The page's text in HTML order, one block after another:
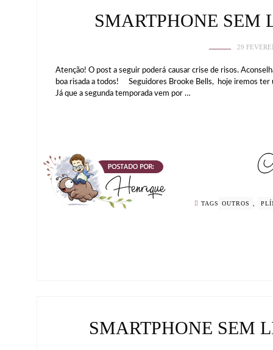
SMARTPHONE SEM
29
Atenção! O post a seguir poderá causar crise de risos.
boa risada a todos! Seguidores Brooke Bells, hoje iremos
Já que a segunda temporada vem por …
TAGS OUTROS ,
SMARTPHONE SEM